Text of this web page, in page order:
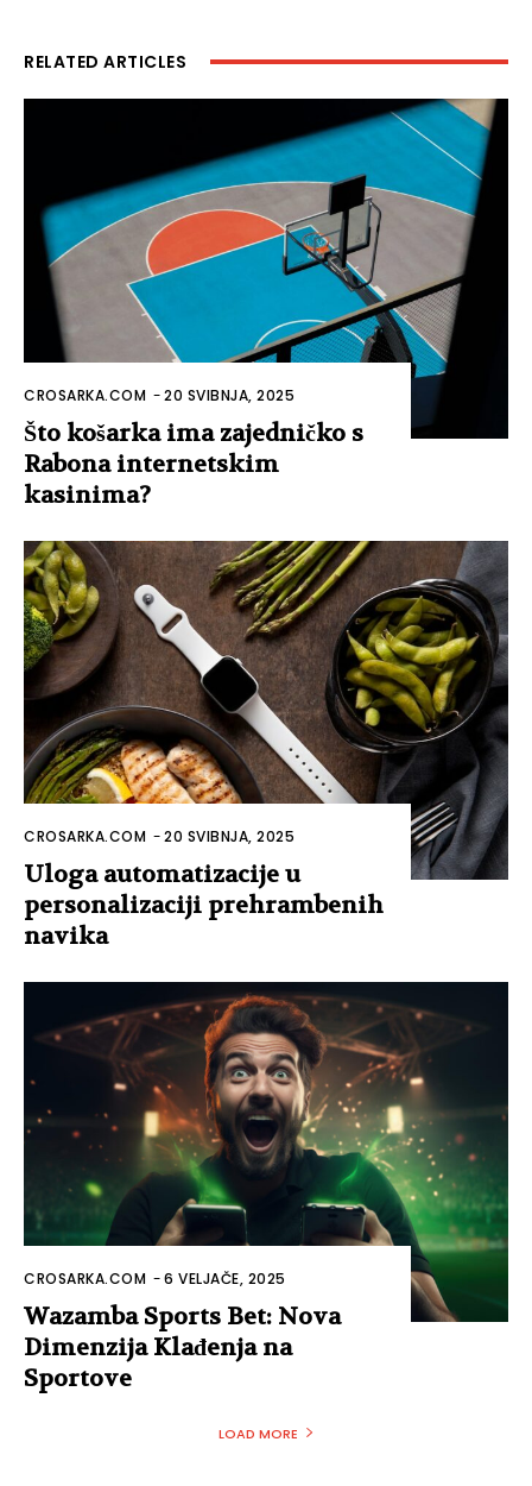
RELATED ARTICLES
CROSARKA.COM -20 SVIBNJA, 2025
Što košarka ima zajedničko s
Rabona internetskim
kasinima?
CROSARKA.COM -20 SVIBNJA, 2025
Uloga automatizacije u
personalizaciji prehrambenih
navika
CROSARKA.COM -6 VELJAČE, 2025
Wazamba Sports Bet: Nova
Dimenzija Klađenja na
Sportove
LOAD MORE